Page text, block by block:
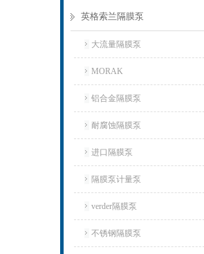
英格索兰隔膜泵
大流量隔膜泵
MORAK
铝合金隔膜泵
耐腐蚀隔膜泵
进口隔膜泵
隔膜泵计量泵
verder隔膜泵
不锈钢隔膜泵